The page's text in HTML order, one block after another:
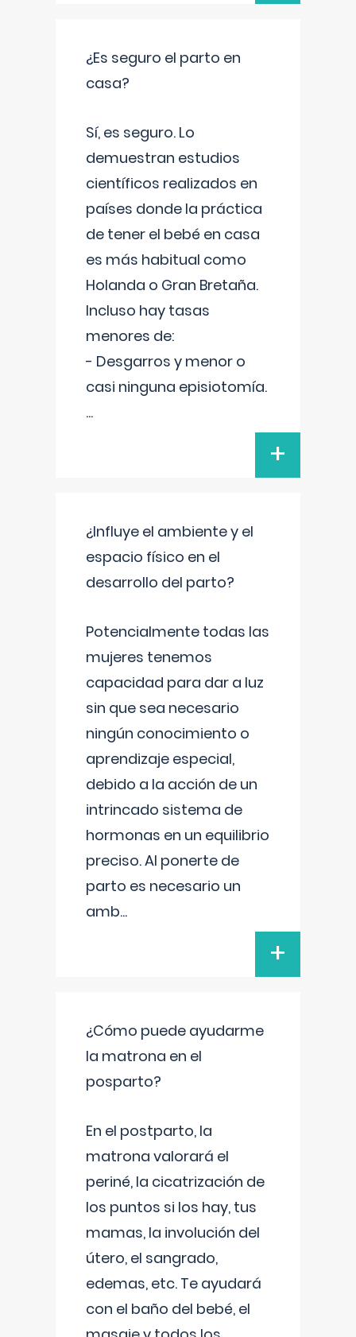
¿Es seguro el parto en
casa?
Sí, es seguro. Lo
demuestran estudios
científicos realizados en
países donde la práctica
de tener el bebé en casa
es más habitual como
Holanda o Gran Bretaña.
Incluso hay tasas
menores de:
- Desgarros y menor o
casi ninguna episiotomía.
...
+
¿Influye el ambiente y el
espacio físico en el
desarrollo del parto?
Potencialmente todas las
mujeres tenemos
capacidad para dar a luz
sin que sea necesario
ningún conocimiento o
aprendizaje especial,
debido a la acción de un
intrincado sistema de
hormonas en un equilibrio
preciso. Al ponerte de
parto es necesario un
amb...
+
¿Cómo puede ayudarme
la matrona en el
posparto?
En el postparto, la
matrona valorará el
periné, la cicatrización de
los puntos si los hay, tus
mamas, la involución del
útero, el sangrado,
edemas, etc. Te ayudará
con el baño del bebé, el